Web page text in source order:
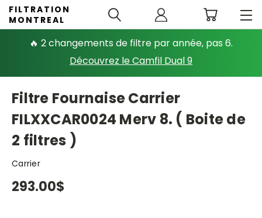
🔥 2 changements de filtre par année, pas 6.
Découvrez le Camfil Dual 9
FILTRATION
MONTREAL
Filtre Fournaise Carrier
FILXXCAR0024 Merv 8. ( Boite de
2 filtres )
Carrier
293.00$